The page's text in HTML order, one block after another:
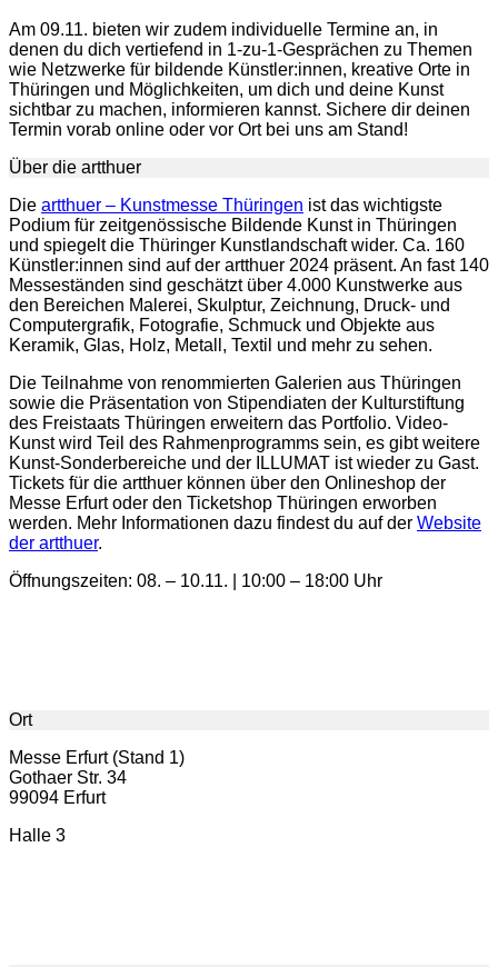
Am 09.11. bieten wir zudem individuelle Termine an, in
denen du dich vertiefend in 1-zu-1-Gesprächen zu Themen
wie Netzwerke für bildende Künstler:innen, kreative Orte in
Thüringen und Möglichkeiten, um dich und deine Kunst
sichtbar zu machen, informieren kannst. Sichere dir deinen
Termin vorab online oder vor Ort bei uns am Stand!
Über die artthuer
Die artthuer – Kunstmesse Thüringen ist das wichtigste
Podium für zeitgenössische Bildende Kunst in Thüringen
und spiegelt die Thüringer Kunstlandschaft wider. Ca. 160
Künstler:innen sind auf der artthuer 2024 präsent. An fast 140
Messeständen sind geschätzt über 4.000 Kunstwerke aus
den Bereichen Malerei, Skulptur, Zeichnung, Druck- und
Computergrafik, Fotografie, Schmuck und Objekte aus
Keramik, Glas, Holz, Metall, Textil und mehr zu sehen.
Die Teilnahme von renommierten Galerien aus Thüringen
sowie die Präsentation von Stipendiaten der Kulturstiftung
des Freistaats Thüringen erweitern das Portfolio. Video-
Kunst wird Teil des Rahmenprogramms sein, es gibt weitere
Kunst-Sonderbereiche und der ILLUMAT ist wieder zu Gast.
Tickets für die artthuer können über den Onlineshop der
Messe Erfurt oder den Ticketshop Thüringen erworben
werden. Mehr Informationen dazu findest du auf der Website
der artthuer.
Öffnungszeiten: 08. – 10.11. | 10:00 – 18:00 Uhr
Ort
Messe Erfurt (Stand 1)
Gothaer Str. 34
99094 Erfurt
Halle 3